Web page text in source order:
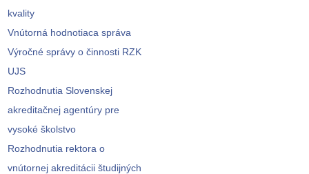
kvality
Vnútorná hodnotiaca správa
Výročné správy o činnosti RZK
UJS
Rozhodnutia Slovenskej
akreditačnej agentúry pre
vysoké školstvo
Rozhodnutia rektora o
vnútornej akreditácii študijných